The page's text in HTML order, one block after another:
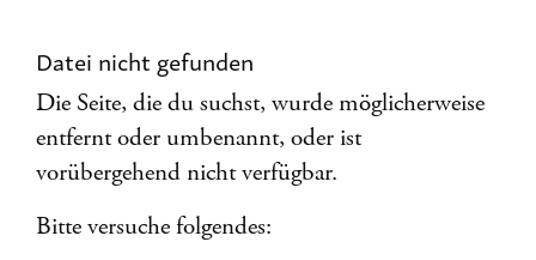
Datei nicht gefunden
Die Seite, die du suchst, wurde möglicherweise
entfernt oder umbenannt, oder ist
vorübergehend nicht verfügbar.
Bitte versuche folgendes: